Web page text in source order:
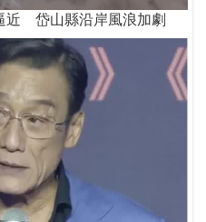
近 岱山縣沿岸風浪加劇